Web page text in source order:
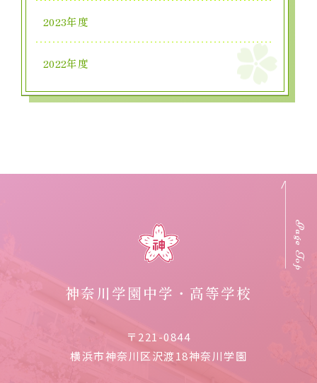
2023年度
2022年度
神奈川学園中学・高等学校
〒221-0844
横浜市神奈川区沢渡18神奈川学園
Page Top